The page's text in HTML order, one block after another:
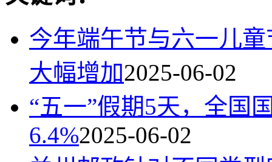
今年端午节与六一儿
大幅增加2025-06-02
“五一”假期5天，全国
6.4%2025-06-02